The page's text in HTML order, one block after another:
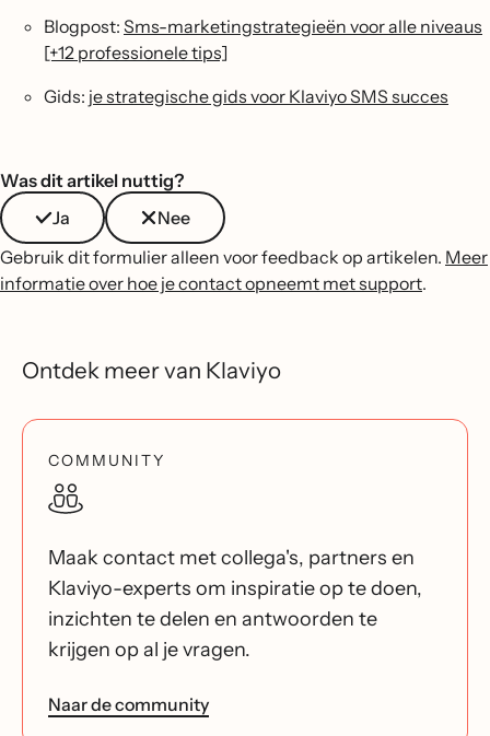
Blogpost: Sms-marketingstrategieën voor alle niveaus
[+12 professionele tips]
Gids: je strategische gids voor Klaviyo SMS succes
Was dit artikel nuttig?
Ja
Nee
Gebruik dit formulier alleen voor feedback op artikelen. Meer
informatie over hoe je contact opneemt met support.
Ontdek meer van Klaviyo
COMMUNITY
Maak contact met collega's, partners en
Klaviyo-experts om inspiratie op te doen,
inzichten te delen en antwoorden te
krijgen op al je vragen.
Naar de community